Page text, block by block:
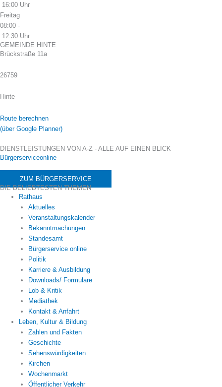
16:00 Uhr
Freitag
08:00 -
12:30 Uhr
GEMEINDE HINTE
Brückstraße 11a
26759
Hinte
Route berechnen
(über Google Planner)
DIENSTLEISTUNGEN VON A-Z - ALLE AUF EINEN BLICK
Bürgerserviceonline
ZUM BÜRGERSERVICE
DIE BELIEBTESTEN THEMEN
Rathaus
Aktuelles
Veranstaltungskalender
Bekanntmachungen
Standesamt
Bürgerservice online
Politik
Karriere & Ausbildung
Downloads/ Formulare
Lob & Kritik
Mediathek
Kontakt & Anfahrt
Leben, Kultur & Bildung
Zahlen und Fakten
Geschichte
Sehenswürdigkeiten
Kirchen
Wochenmarkt
Öffentlicher Verkehr